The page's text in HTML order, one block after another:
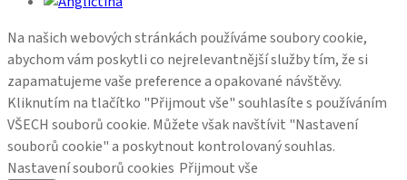
Na našich webových stránkách používáme soubory cookie,
abychom vám poskytli co nejrelevantnější služby tím, že si
zapamatujeme vaše preference a opakované návštěvy.
Kliknutím na tlačítko "Přijmout vše" souhlasíte s používáním
VŠECH souborů cookie. Můžete však navštívit "Nastavení
souborů cookie" a poskytnout kontrolovaný souhlas.
Nastavení souborů cookies Přijmout vše